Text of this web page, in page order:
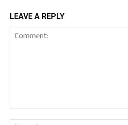
LEAVE A REPLY